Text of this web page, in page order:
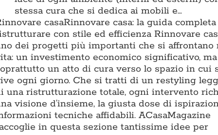
stessa cura che si dedica ai mobili e…
casaRinnovare casa: la guida
con stile ed efficienza Rinnovare
dei progetti più importanti che si affrontano
un investimento economico significativo, ma
un atto di cura verso lo spazio in cui
ogni giorno. Che si tratti di un restyling
una ristrutturazione totale, ogni intervento
visione d’insieme, la giusta dose di
tecniche affidabili. ACasaMagazine
in questa sezione tantissime idee per